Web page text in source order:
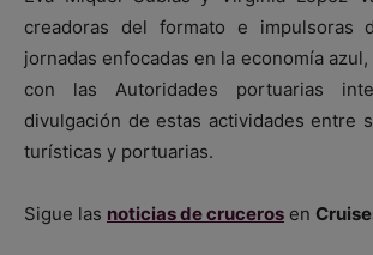
creadoras del formato e impulsoras
jornadas enfocadas en la economía
con las Autoridades portuarias
divulgación de estas actividades entre
turísticas y portuarias.
Sigue las noticias de cruceros en